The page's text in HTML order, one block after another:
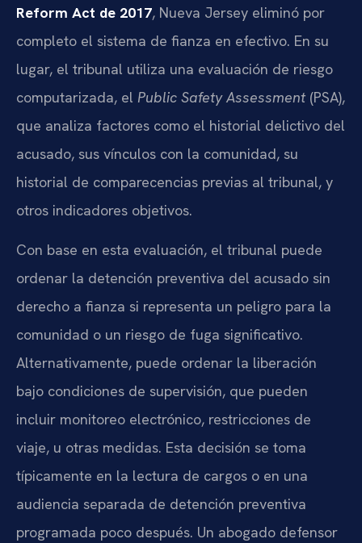
Reform Act de 2017, Nueva Jersey eliminó por
completo el sistema de fianza en efectivo. En su
lugar, el tribunal utiliza una evaluación de riesgo
computarizada, el Public Safety Assessment(PSA),
que analiza factores como el historial delictivo del
acusado, sus vínculos con la comunidad, su
historial de comparecencias previas al tribunal, y
otros indicadores objetivos.
Con base en esta evaluación, el tribunal puede
ordenar la detención preventiva del acusado sin
derecho a fianza si representa un peligro para la
comunidad o un riesgo de fuga significativo.
Alternativamente, puede ordenar la liberación
bajo condiciones de supervisión, que pueden
incluir monitoreo electrónico, restricciones de
viaje, u otras medidas. Esta decisión se toma
típicamente en la lectura de cargos o en una
audiencia separada de detención preventiva
programada poco después. Un abogado defensor